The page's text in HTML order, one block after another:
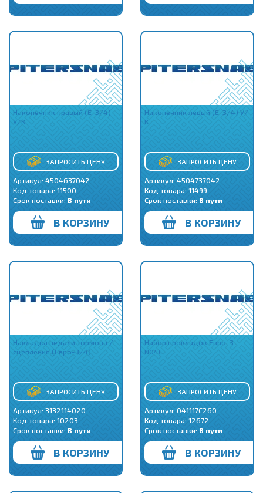
Наконечник правый (Е-3/4)
У/К
ЗАПРОСИТЬ ЦЕНУ
Артикул: 4504637042
Код товара: 11500
Срок поставки: В пути
В КОРЗИНУ
Наконечник левый (Е-3/4) У/
К
ЗАПРОСИТЬ ЦЕНУ
Артикул: 4504737042
Код товара: 11499
Срок поставки: В пути
В КОРЗИНУ
Накладка педали тормоза /
сцепления (Евро-3/4)
ЗАПРОСИТЬ ЦЕНУ
Артикул: 3132114020
Код товара: 10203
Срок поставки: В пути
В КОРЗИНУ
Набор прокладок Евро-3
N04C
ЗАПРОСИТЬ ЦЕНУ
Артикул: 041117C260
Код товара: 12672
Срок поставки: В пути
В КОРЗИНУ